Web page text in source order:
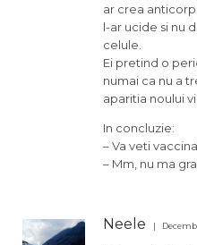
ar crea
l-ar ucide si nu
celule.
Ei pretind o
numai ca nu a
aparitia noului
In concluzie:
– Va veti
– Mm, nu ma
Neele